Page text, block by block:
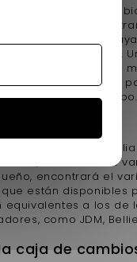
a una caja de
al sistema de
de dos poleas
caja de cambios.
del variador del
de los rodillos
con el tiempo.
vsp, tiene una
le ofrecemos
encontrará el
están
a los de
como JDM,
caja de